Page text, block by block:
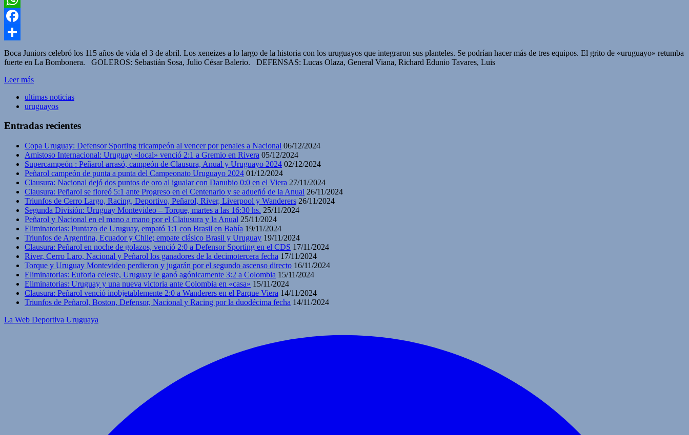
WhatsApp
Facebook
Compartir
Boca Juniors celebró los 115 años de vida el 3 de abril. Los xeneizes a lo largo de la historia con los uruguayos que integraron sus planteles. Se podrían hacer más de tres equipos. El grito de «uruguayo» retumba
fuerte en La Bombonera. GOLEROS: Sebastián Sosa, Julio César Balerio. DEFENSAS: Lucas Olaza, General Viana, Richard Edunio Tavares, Luis
Leer más
ultimas noticias
uruguayos
Entradas recientes
Copa Uruguay: Defensor Sporting tricampeón al vencer por penales a Nacional 06/12/2024
Amistoso Internacional: Uruguay «local» venció 2:1 a Gremio en Rivera 05/12/2024
Supercampeón : Peñarol arrasó, campeón de Clausura, Anual y Uruguayo 2024 02/12/2024
Peñarol campeón de punta a punta del Campeonato Uruguayo 2024 01/12/2024
Clausura: Nacional dejó dos puntos de oro al igualar con Danubio 0:0 en el Viera 27/11/2024
Clausura: Peñarol se floreó 5:1 ante Progreso en el Centenario y se adueñó de la Anual 26/11/2024
Triunfos de Cerro Largo, Racing, Deportivo, Peñarol, River, Liverpool y Wanderers 26/11/2024
Segunda División: Uruguay Montevideo – Torque, martes a las 16:30 hs. 25/11/2024
Peñarol y Nacional en el mano a mano por el Claiusura y la Anual 25/11/2024
Eliminatorias: Puntazo de Uruguay, empató 1:1 con Brasil en Bahía 19/11/2024
Triunfos de Argentina, Ecuador y Chile; empate clásico Brasil y Uruguay 19/11/2024
Clausura: Peñarol en noche de golazos, venció 2:0 a Defensor Sporting en el CDS 17/11/2024
River, Cerro Laro, Nacional y Peñarol los ganadores de la decimotercera fecha 17/11/2024
Torque y Uruguay Montevideo perdieron y jugarán por el segundo ascenso directo 16/11/2024
Eliminatorias: Euforia celeste, Uruguay le ganó agónicamente 3:2 a Colombia 15/11/2024
Eliminatorias: Uruguay y una nueva victoria ante Colombia en «casa» 15/11/2024
Clausura: Peñarol venció inobjetablemente 2:0 a Wanderers en el Parque Viera 14/11/2024
Triunfos de Peñarol, Boston, Defensor, Nacional y Racing por la duodécima fecha 14/11/2024
La Web Deportiva Uruguaya